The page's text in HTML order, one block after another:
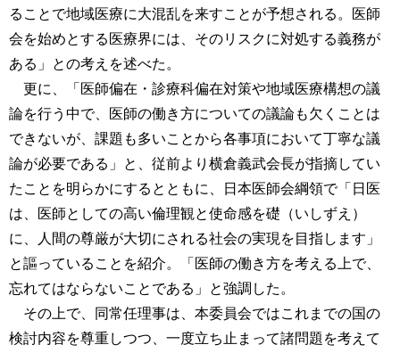
ることで地域医療に大混乱を来すことが予想される。医師
会を始めとする医療界には、そのリスクに対処する義務が
ある」との考えを述べた。
更に、「医師偏在・診療科偏在対策や地域医療構想の議
論を行う中で、医師の働き方についての議論も欠くことは
できないが、課題も多いことから各事項において丁寧な議
論が必要である」と、従前より横倉義武会長が指摘してい
たことを明らかにするとともに、日本医師会綱領で「日医
は、医師としての高い倫理観と使命感を礎（いしずえ）
に、人間の尊厳が大切にされる社会の実現を目指します」
と謳っていることを紹介。「医師の働き方を考える上で、
忘れてはならないことである」と強調した。
その上で、同常任理事は、本委員会ではこれまでの国の
検討内容を尊重しつつ、一度立ち止まって諸問題を考えて